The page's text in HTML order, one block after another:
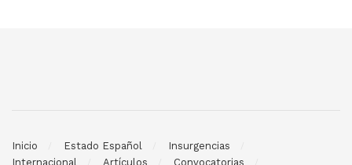
Inicio Estado Español
Insurgencias
Internacional
Artículos Convocatorias